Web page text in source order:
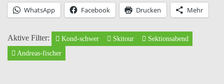
WhatsApp Facebook Drucken Mehr
Aktive Filter: Kond-schwer Skitour
Sektionsabend
Andreas-fischer